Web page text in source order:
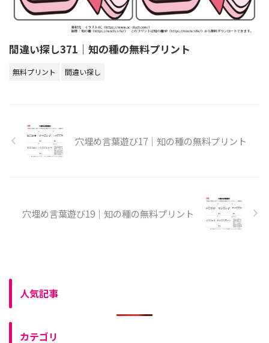
間違い探し371｜知の種の無料プリント
無料プリント 間違い探し
穴埋め言葉遊び17｜知の種の無料プリント
穴埋め言葉遊び19｜知の種の無料プリント
人気記事
カテゴリ